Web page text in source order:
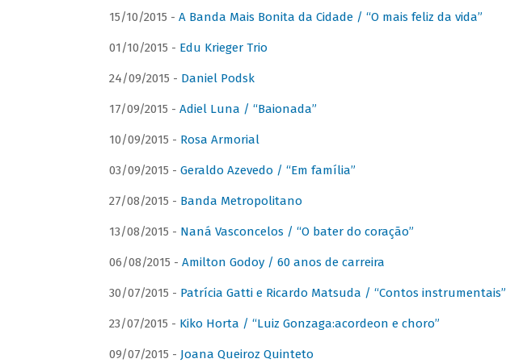
15/10/2015 - A Banda Mais Bonita da Cidade / “O mais feliz da vida”
01/10/2015 - Edu Krieger Trio
24/09/2015 - Daniel Podsk
17/09/2015 - Adiel Luna / “Baionada”
10/09/2015 - Rosa Armorial
03/09/2015 - Geraldo Azevedo / “Em família”
27/08/2015 - Banda Metropolitano
13/08/2015 - Naná Vasconcelos / “O bater do coração”
06/08/2015 - Amilton Godoy / 60 anos de carreira
30/07/2015 - Patrícia Gatti e Ricardo Matsuda / “Contos instrumentais”
23/07/2015 - Kiko Horta / “Luiz Gonzaga:acordeon e choro”
09/07/2015 - Joana Queiroz Quinteto